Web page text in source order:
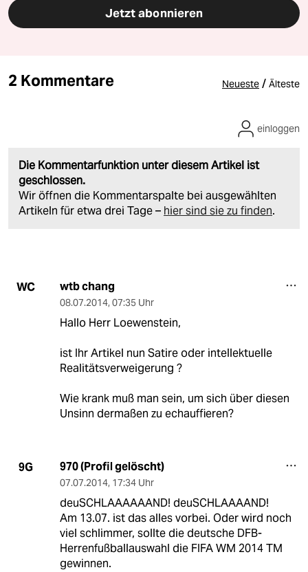
Jetzt abonnieren
2 Kommentare Neueste / Älteste
Die Kommentarfunktion unter diesem Artikel ist
geschlossen.
Wir öffnen die Kommentarspalte bei ausgewählten
Artikeln für etwa drei Tage – hier sind sie zu finden.
einloggen
WC wtb chang
08.07.2014, 07:35 Uhr
Hallo Herr Loewenstein,
ist Ihr Artikel nun Satire oder intellektuelle
Realitätsverweigerung ?
Wie krank muß man sein, um sich über diesen
Unsinn dermaßen zu echauffieren?
9G 970 (Profil gelöscht)
07.07.2014, 17:34 Uhr
deuSCHLAAAAAAND! deuSCHLAAAAND!
Am 13.07. ist das alles vorbei. Oder wird noch
viel schlimmer, sollte die deutsche DFB-
Herrenfußballauswahl die FIFA WM 2014 TM
gewinnen.